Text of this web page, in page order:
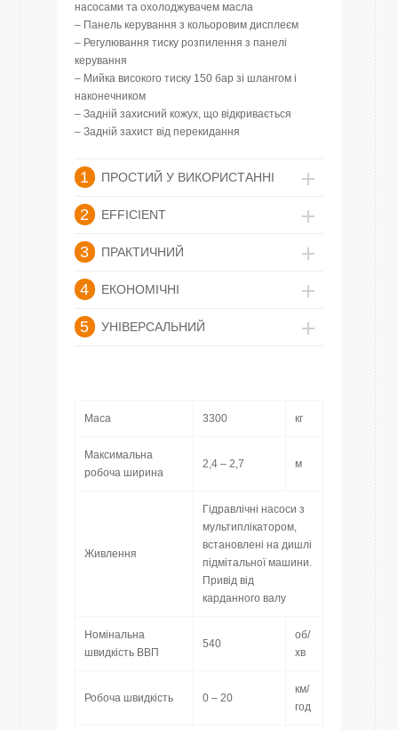
насосами та охолоджувачем масла
– Панель керування з кольоровим дисплеєм
– Регулювання тиску розпилення з панелі
керування
– Мийка високого тиску 150 бар зі шлангом і
наконечником
– Задній захисний кожух, що відкривається
– Задній захист від перекидання
1 ПРОСТИЙ У ВИКОРИСТАННІ
2 EFFICIENT
3 ПРАКТИЧНИЙ
4 ЕКОНОМІЧНІ
5 УНІВЕРСАЛЬНИЙ
Маса 3300 кг
Максимальна
робоча ширина
2,4 – 2,7 м
Живлення
Гідравлічні насоси з
мультиплікатором,
встановлені на дишлі
підмітальної машини.
Привід від
карданного валу
Номінальна
швидкість ВВП
540
об/
хв
Робоча швидкість 0 – 20
км/
год